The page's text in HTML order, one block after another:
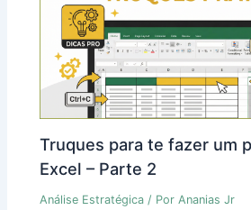
Truques para te fazer um
Excel – Parte 2
Análise Estratégica / PorAnanias Jr